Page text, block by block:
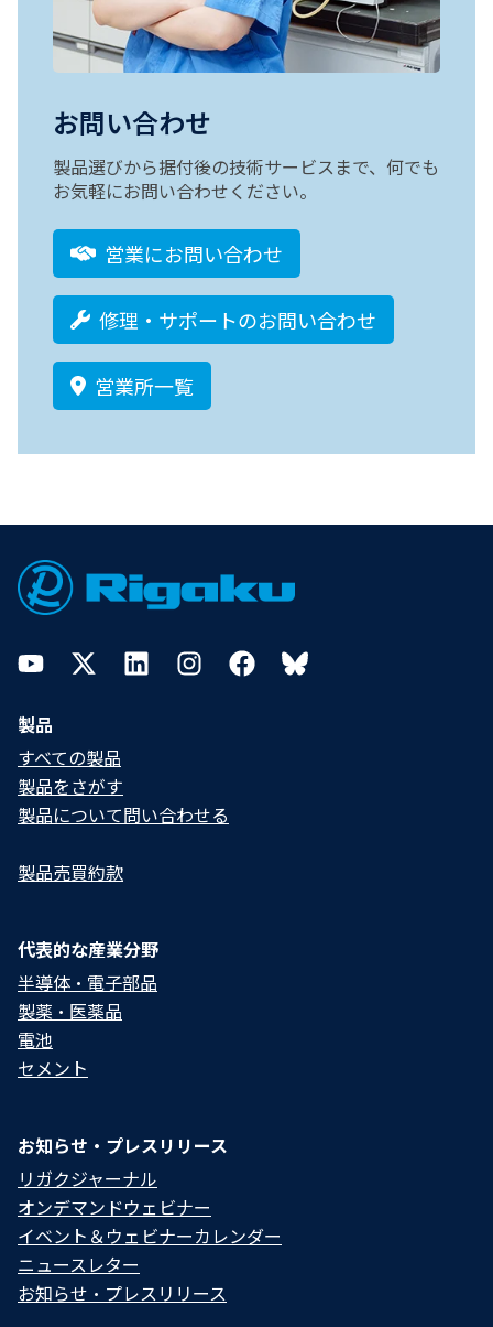
お問い合わせ
製品選びから据付後の技術サービスまで、何でも
お気軽にお問い合わせください。
営業にお問い合わせ
修理・サポートのお問い合わせ
営業所一覧
Footer
YouTubeTwitterLinkedInInstagramFacebookBluesky
製品
すべての製品
製品をさがす
製品について問い合わせる​
製品売買約款
代表的な産業分野
半導体・電子部品
製薬・医薬品
電池
セメント
お知らせ・プレスリリース
リガクジャーナル
オンデマンドウェビナー
イベント＆ウェビナーカレンダー
ニュースレター
お知らせ・プレスリリース